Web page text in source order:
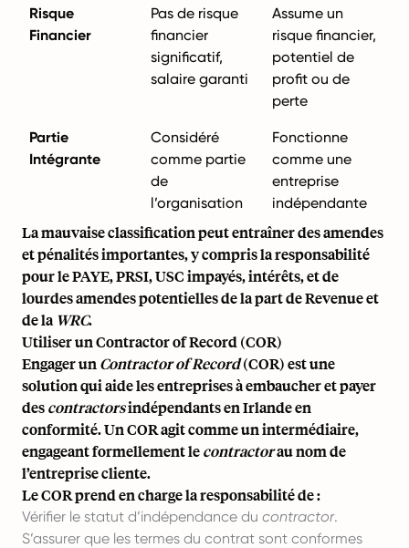
Risque
Financier
Pas de risque
financier
significatif,
salaire garanti
Assume un
risque financier,
potentiel de
profit ou de
perte
Partie
Intégrante
Considéré
comme partie
de
l’organisation
Fonctionne
comme une
entreprise
indépendante
La mauvaise classification peut entraîner des amendes
et pénalités importantes, y compris la responsabilité
pour le PAYE, PRSI, USC impayés, intérêts, et de
lourdes amendes potentielles de la part de Revenue et
de la WRC.
Utiliser un Contractor of Record (COR)
Engager un Contractor of Record(COR) est une
solution qui aide les entreprises à embaucher et payer
descontractorsindépendants en Irlande en
conformité. Un COR agit comme un intermédiaire,
engageant formellement lecontractorau nom de
l’entreprise cliente.
Le COR prend en charge la responsabilité de :
Vérifier le statut d’indépendance du contractor.
S’assurer que les termes du contrat sont conformes